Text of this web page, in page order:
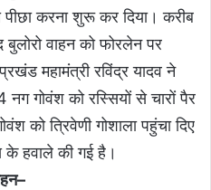
करना शुरू कर दिया। करीब
बुलोरो वाहन को फोरलेन पर
महामंत्री रविंद्र यादव ने
नग गोवंश को रस्सियों से चारों पैर
को त्रिवेणी गोशाला पहुंचा दिए
के हवाले की गई है।